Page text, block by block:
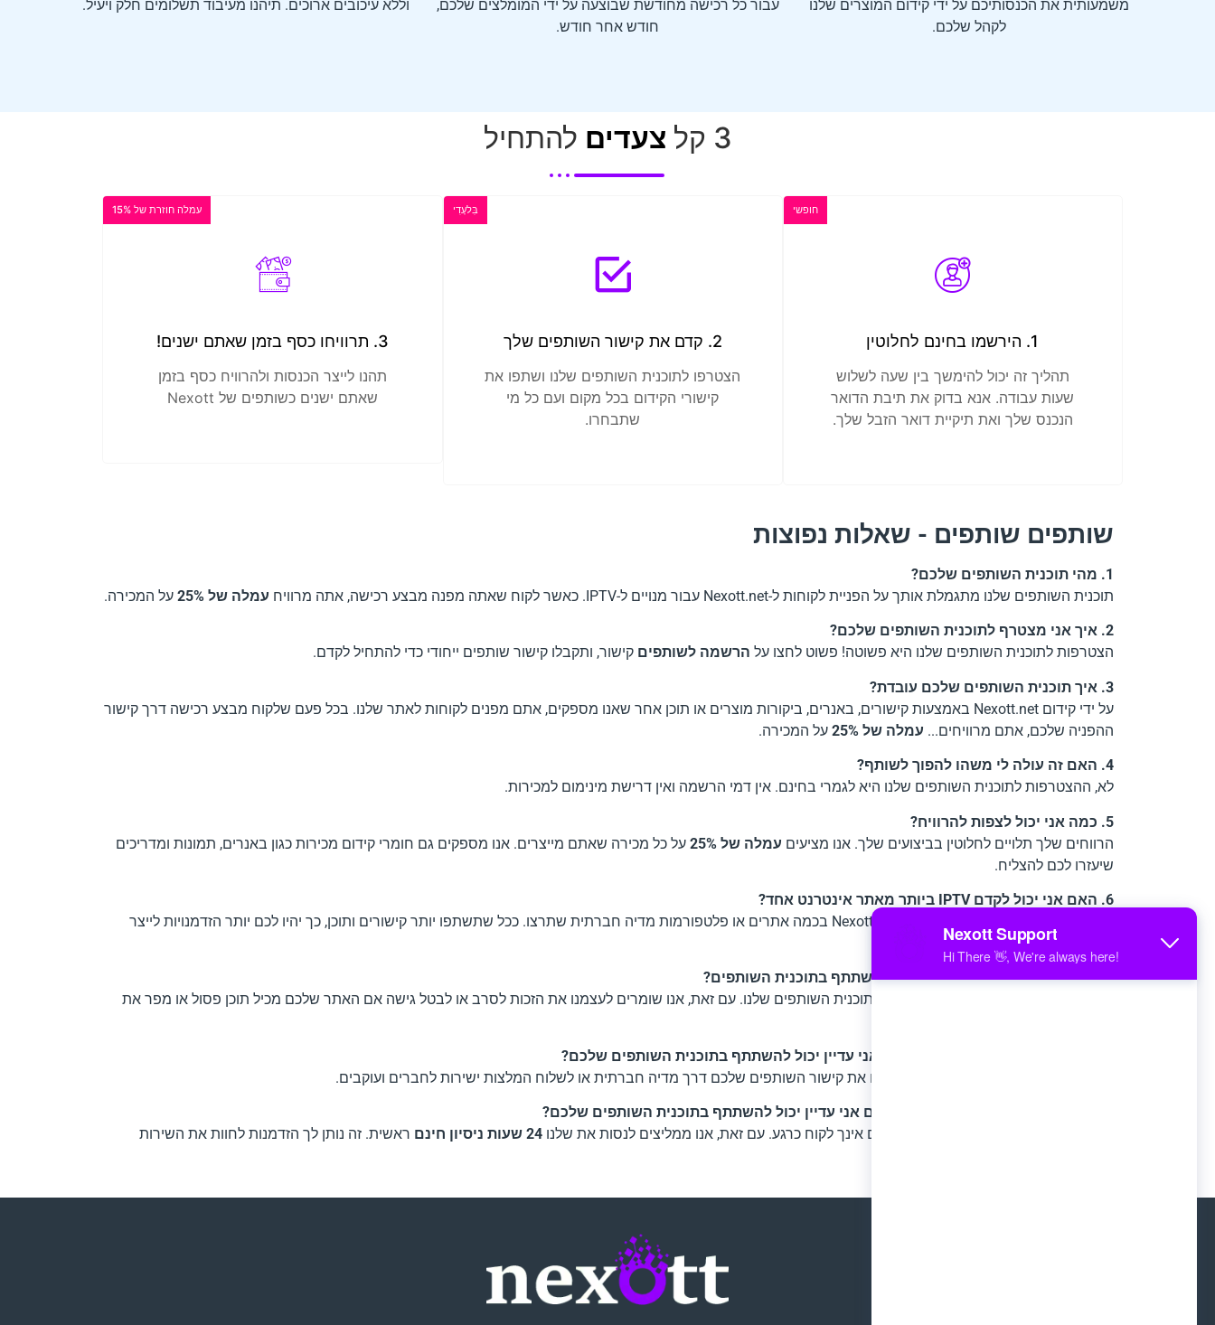
משמעותית את הכנסותיכם על ידי קידום המוצרים שלנו
לקהל שלכם.
עבור כל רכישה מחודשת שבוצעה על ידי המומלצים שלכם,
חודש אחר חודש.
וללא עיכובים ארוכים. תיהנו מעיבוד תשלומים חלק ויעיל.
3 קל צעדים להתחיל
1. הירשמו בחינם לחלוטין
תהליך זה יכול להימשך בין שעה לשלוש
שעות עבודה. אנא בדוק את תיבת הדואר
הנכנס שלך ואת תיקיית דואר הזבל שלך.
חופשי
2. קדם את קישור השותפים שלך
הצטרפו לתוכנית השותפים שלנו ושתפו את
קישורי הקידום בכל מקום ועם כל מי
שתבחרו.
בִּלעָדִי
3. תרוויחו כסף בזמן שאתם ישנים!
תהנו לייצר הכנסות ולהרוויח כסף בזמן
שאתם ישנים כשותפים של Nexott
עמלה חוזרת של 15%
שותפים שותפים - שאלות נפוצות
1. מהי תוכנית השותפים שלכם?
תוכנית השותפים שלנו מתגמלת אותך על הפניית לקוחות ל-Nexott.net עבור מנויים ל-IPTV. כאשר לקוח שאתה מפנה מבצע רכישה, אתה מרוויח
עמלה של 25% על המכירה.
2. איך אני מצטרף לתוכנית השותפים שלכם?
הצטרפות לתוכנית השותפים שלנו היא פשוטה! פשוט לחצו על הרשמה לשותפים קישור, ותקבלו קישור שותפים ייחודי כדי להתחיל לקדם.
3. איך תוכנית השותפים שלכם עובדת?
על ידי קידום Nexott.net באמצעות קישורים, באנרים, ביקורות מוצרים או תוכן אחר שאנו מספקים, אתם מפנים לקוחות לאתר שלנו. בכל פעם שלקוח מבצע רכישה דרך קישור
ההפניה שלכם, אתם מרוויחים... עמלה של 25% על המכירה.
4. האם זה עולה לי משהו להפוך לשותף?
לא, ההצטרפות לתוכנית השותפים שלנו היא לגמרי בחינם. אין דמי הרשמה ואין דרישת מינימום למכירות.
5. כמה אני יכול לצפות להרוויח?
הרווחים שלך תלויים לחלוטין בביצועים שלך. אנו מציעים עמלה של 25%
על כל מכירה שאתם מייצרים. אנו מספקים גם חומרי קידום מכירות כגון באנרים, תמונות ומדריכים
שיעזרו לכם להצליח.
6. האם אני יכול לקדם IPTV ביותר מאתר אינטרנט אחד?
בהחלט! אתם יכולים לקדם את Nexott.net IPTV בכמה אתרים או פלטפורמות מדיה חברתית שתרצו. ככל שתשתפו יותר קישורים ותוכן, כך יהיו לכם יותר הזדמנויות לייצר
7. האם הבלוג או האתר שלי זכאים להשתתף בתוכנית השותפים?
רוב הבלוגים והאתרים זכאים להשתתף בתוכנית השותפים שלנו. עם זאת, אנו שומרים לעצמנו את הזכות לסרב או לבטל גישה אם האתר שלכם מכיל תוכן פסול או מפר את
כן! אם אין לכם אתר אינטרנט, תוכלו לקדם את קישור השותפים שלכם דרך מדיה חברתית או לשלוח המלצות ישירות לחברים ועוקבים.
האם אני עדיין יכול להשתתף בתוכנית השותפים שלכם?
כן, ניתן להצטרף לתוכנית השותפים גם אם אינך לקוח כרגע. עם זאת, אנו ממליצים לנסות את שלנו 24 שעות ניסיון חינם
ראשית. זה נותן לך הזדמנות לחוות את השירות